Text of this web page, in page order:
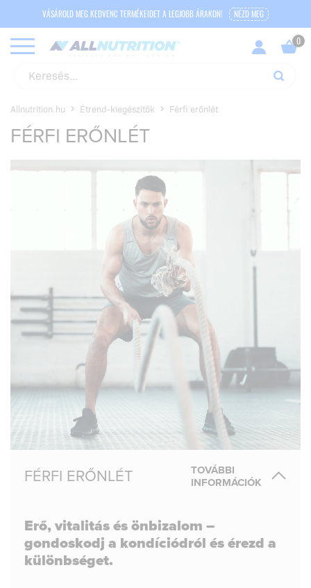
VÁSÁROLD MEG KEDVENC TERMÉKEIDET A LEGJOBB ÁRAKON! NÉZD MEG
Allnutrition.hu Étrend-kiegészítők Férfi erőnlét
FÉRFI ERŐNLÉT
FÉRFI ERŐNLÉT
TOVÁBBI
INFORMÁCIÓK
Erő, vitalitás és önbizalom –
gondoskodj a kondíciódról és érezd a
különbséget.